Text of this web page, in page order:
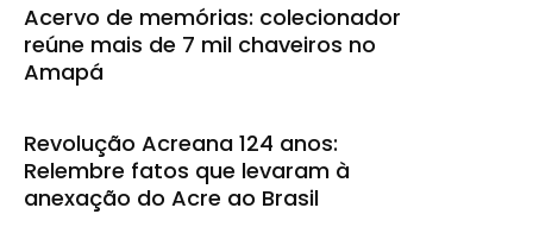
Acervo de memórias: colecionador
reúne mais de 7 mil chaveiros no
Amapá
Revolução Acreana 124 anos:
Relembre fatos que levaram à
anexação do Acre ao Brasil